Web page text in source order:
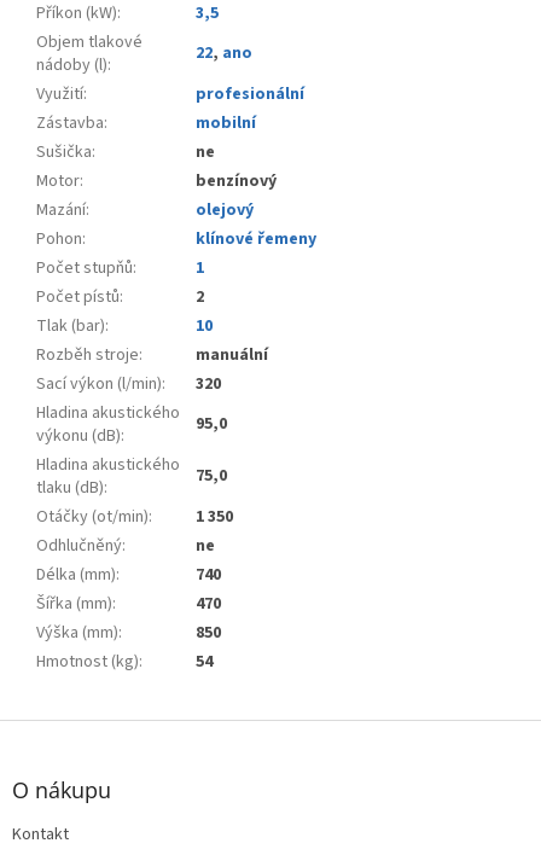
Příkon (kW):
3,5
Objem tlakové
nádoby (l): 22, ano
Využití:
profesionální
Zástavba:
mobilní
Sušička:
ne
Motor:
benzínový
Mazání:
olejový
Pohon:
klínové řemeny
Počet stupňů:
1
Počet pístů:
2
Tlak (bar):
10
Rozběh stroje:
manuální
Sací výkon (l/min):
320
Hladina akustického
výkonu (dB):
95,0
Hladina akustického
tlaku (dB):
75,0
Otáčky (ot/min):
1 350
Odhlučněný:
ne
Délka (mm):
740
Šířka (mm):
470
Výška (mm):
850
Hmotnost (kg): 54
Z
O nákupu
Kontakt